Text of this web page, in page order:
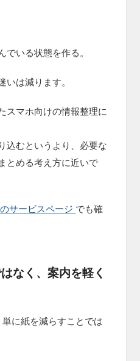
でいる状態を作る。
いは減ります。
スマホ向けの情報整理に
込むというより、必要な
とめる考え方に近いで
サービスページ でも確
なく、案内を軽く
に紙を減らすことでは